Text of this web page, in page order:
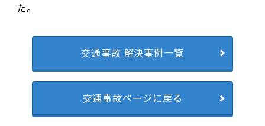
た。
交通事故 解決事例一覧
交通事故ページに戻る